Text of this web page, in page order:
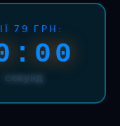
79 ГРН:
секунд